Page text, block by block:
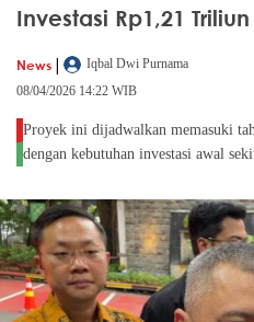
Investasi Rp1,21 Triliun
News |
Iqbal Dwi Purnama
08/04/2026 14:22 WIB
Proyek ini dijadwalkan memasuki
dengan kebutuhan investasi awal